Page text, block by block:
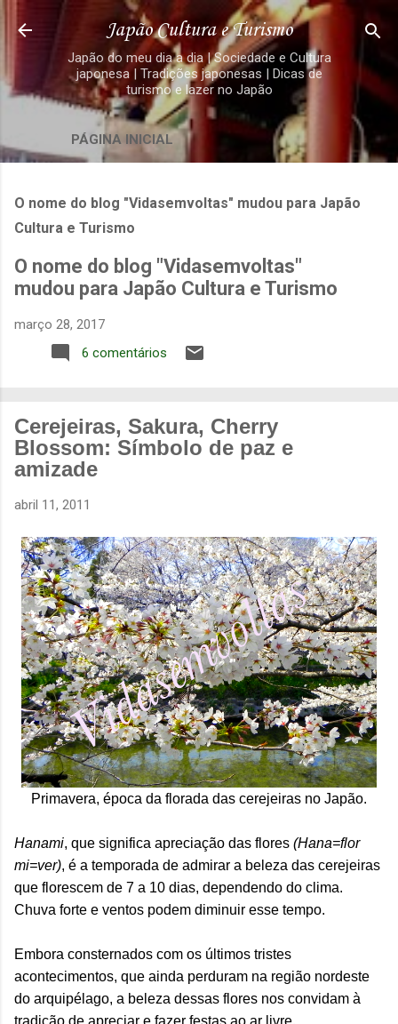
Pular para o conteúdo principal
Japão Cultura e Turismo
Japão do meu dia a dia | Sociedade e Cultura
japonesa | Tradições japonesas | Dicas de
turismo e lazer no Japão
PÁGINA INICIAL
O nome do blog "Vidasemvoltas" mudou para Japão
Cultura e Turismo
O nome do blog "Vidasemvoltas"
mudou para Japão Cultura e Turismo
março 28, 2017
6 comentários
Cerejeiras, Sakura, Cherry
Blossom: Símbolo de paz e
amizade
abril 11, 2011
Primavera, época da florada das cerejeiras no Japão.
Hanami, que significa apreciação das flores (Hana=flor
mi=ver), é a temporada de admirar a beleza das cerejeiras
que florescem de 7 a 10 dias, dependendo do clima.
Chuva forte e ventos podem diminuir esse tempo.
Embora consternados com os últimos tristes
acontecimentos, que ainda perduram na região nordeste
do arquipélago, a beleza dessas flores nos convidam à